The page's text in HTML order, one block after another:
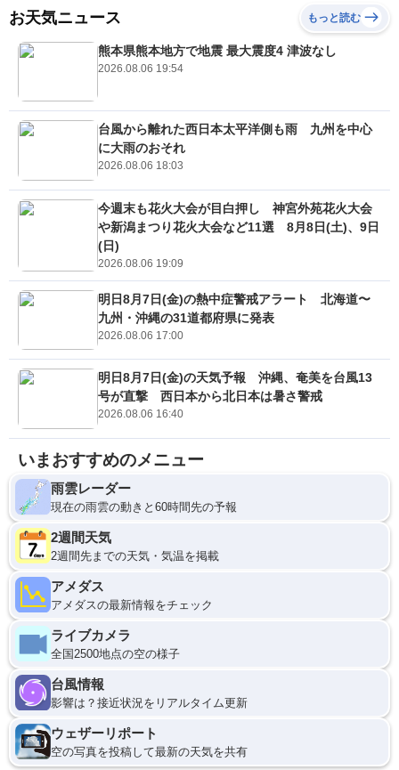
お天気ニュース もっと読む
熊本県熊本地方で地震 最大震度4 津波なし
2026.08.06 19:54
台風から離れた西日本太平洋側も雨 九州を中心
に大雨のおそれ
2026.08.06 18:03
今週末も花火大会が目白押し 神宮外苑花火大会
や新潟まつり花火大会など11選 8月8日(土)、9日
(日)
2026.08.06 19:09
明日8月7日(金)の熱中症警戒アラート 北海道〜
九州・沖縄の31道都府県に発表
2026.08.06 17:00
明日8月7日(金)の天気予報 沖縄、奄美を台風13
号が直撃 西日本から北日本は暑さ警戒
2026.08.06 16:40
いまおすすめのメニュー
雨雲レーダー
現在の雨雲の動きと60時間先の予報
2週間天気
2週間先までの天気・気温を掲載
アメダス
アメダスの最新情報をチェック
ライブカメラ
全国2500地点の空の様子
台風情報
影響は？接近状況をリアルタイム更新
ウェザーリポート
空の写真を投稿して最新の天気を共有